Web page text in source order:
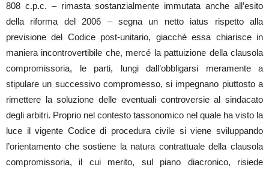
808 c.p.c. – rimasta sostanzialmente immutata anche all’esito
della riforma del 2006 – segna un netto iatus rispetto alla
previsione del Codice post-unitario, giacché essa chiarisce in
maniera incontrovertibile che, mercé la pattuizione della clausola
compromissoria, le parti, lungi dall’obbligarsi meramente a
stipulare un successivo compromesso, si impegnano piuttosto a
rimettere la soluzione delle eventuali controversie al sindacato
degli arbitri. Proprio nel contesto tassonomico nel quale ha visto la
luce il vigente Codice di procedura civile si viene sviluppando
l’orientamento che sostiene la natura contrattuale della clausola
compromissoria, il cui merito, sul piano diacronico, risiede